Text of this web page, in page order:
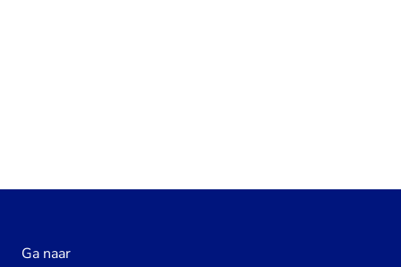
Ga naar